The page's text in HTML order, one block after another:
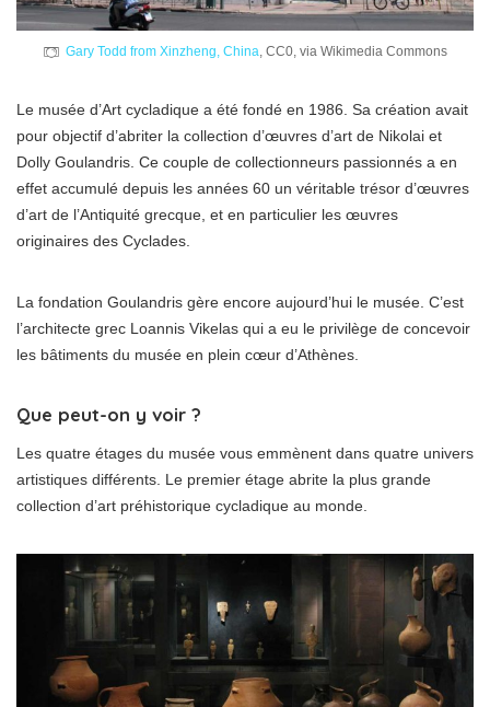
Gary Todd from Xinzheng, China, CC0, via Wikimedia Commons
Le musée d’Art cycladique a été fondé en 1986. Sa création avait
pour objectif d’abriter la collection d’œuvres d’art de Nikolai et
Dolly Goulandris. Ce couple de collectionneurs passionnés a en
effet accumulé depuis les années 60 un véritable trésor d’œuvres
d’art de l’Antiquité grecque, et en particulier les œuvres
originaires des Cyclades.
La fondation Goulandris gère encore aujourd’hui le musée. C’est
l’architecte grec Loannis Vikelas qui a eu le privilège de concevoir
les bâtiments du musée en plein cœur d’Athènes.
Que peut-on y voir ?
Les quatre étages du musée vous emmènent dans quatre univers
artistiques différents. Le premier étage abrite la plus grande
collection d’art préhistorique cycladique au monde.